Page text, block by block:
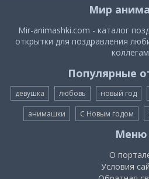
Мир
Mir-animashki.com - каталог
открытки для поздравления
Популярные
девушка любовь новый год
анимашки С Новым годом
Меню
О
Условия